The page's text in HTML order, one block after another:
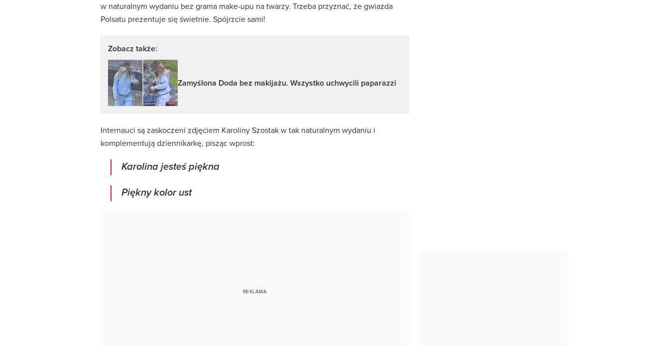
w naturalnym wydaniu bez grama make-upu na twarzy. Trzeba przyznać, że gwiazda
Polsatu prezentuje się świetnie. Spójrzcie sami!
Zobacz także:
Zamyślona Doda bez makijażu. Wszystko uchwycili paparazzi
Internauci są zaskoczeni zdjęciem Karoliny Szostak w tak naturalnym wydaniu i
komplementują dziennikarkę, pisząc wprost:
Karolina jesteś piękna
Piękny kolor ust